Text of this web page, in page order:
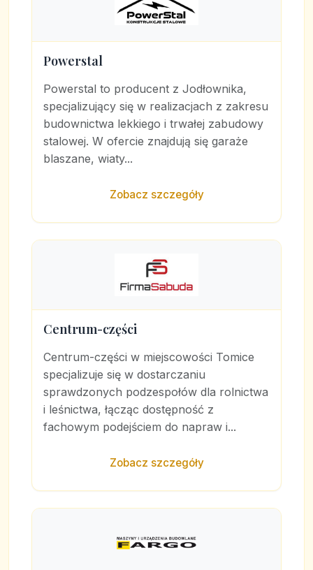
Powerstal
Powerstal to producent z Jodłownika,
specjalizujący się w realizacjach z zakresu
budownictwa lekkiego i trwałej zabudowy
stalowej. W ofercie znajdują się garaże
blaszane, wiaty...
Zobacz szczegóły
Centrum-części
Centrum-części w miejscowości Tomice
specjalizuje się w dostarczaniu
sprawdzonych podzespołów dla rolnictwa
i leśnictwa, łącząc dostępność z
fachowym podejściem do napraw i...
Zobacz szczegóły